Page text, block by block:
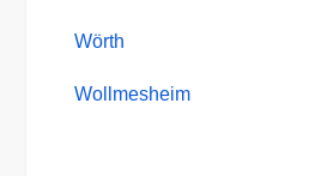
Wörth
Wollmesheim